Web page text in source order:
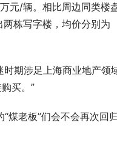
元/辆。相比周边同类楼
栋写字楼，均价分别为
期涉足上海商业地产领
买。”
煤老板”们会不会再次回